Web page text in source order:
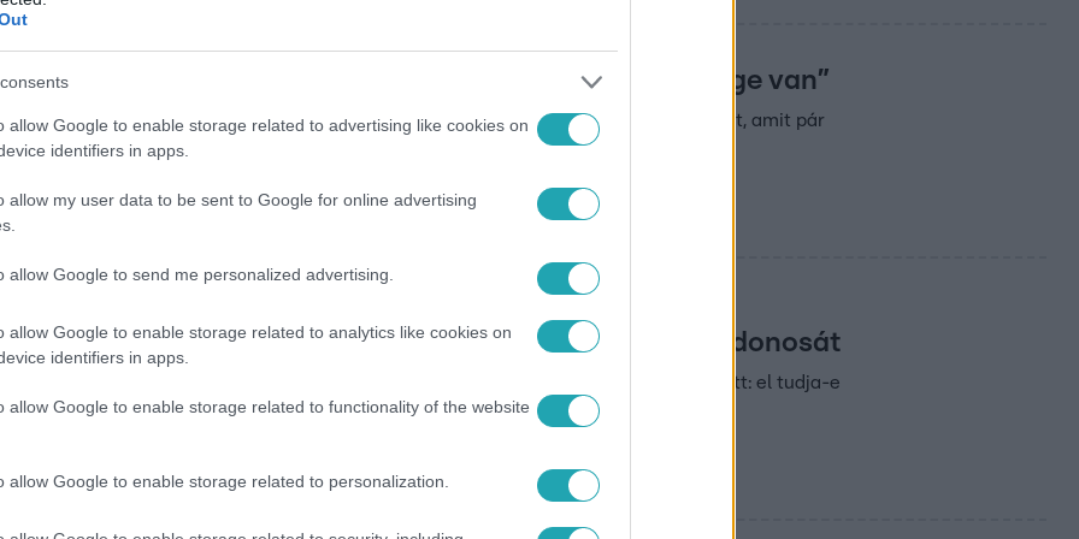
allow Google to enable storage related to advertising like cookies on
identifiers in apps.
allow my user data to be sent to Google for online advertising
allow Google to send me personalized advertising.
allow Google to enable storage related to analytics like cookies on
identifiers in apps.
allow Google to enable storage related to functionality of the website
allow Google to enable storage related to personalization.
élesen kritizál: „Ez old school business, ennek vége van”
Moldován András beleállt a Jójegy vállalkozóiba: szerinte a videós oktatása elavult, amit pár
intelligencia vált fel.
kemény szavakkal szembesítette a Tölcsibe tulajdonosát
a Tölcsibe tulajdonosa komoly döntés előtt állt, Moldován András pedig rákérdezett: el tudja-e
a street food vállalkozásból.